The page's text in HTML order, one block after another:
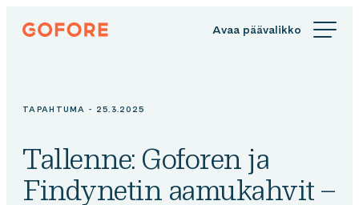
Siirry
suoraan
Gofore
knowledge
TAPAHTUMA - 25.3.2025
Tallenne: Goforen ja
Findynetin aamukahvit –